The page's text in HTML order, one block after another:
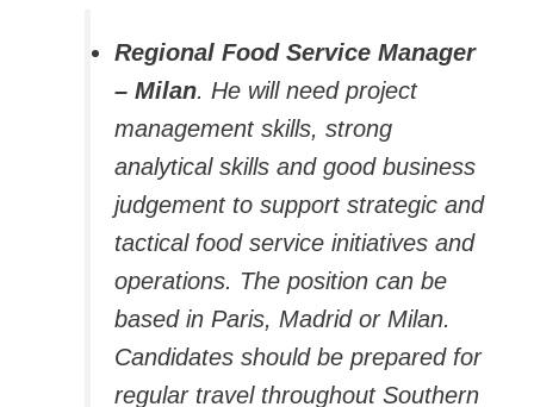
Regional Food Service Manager
– Milan. He will need project
management skills, strong
analytical skills and good business
judgement to support strategic and
tactical food service initiatives and
operations. The position can be
based in Paris, Madrid or Milan.
Candidates should be prepared for
regular travel throughout Southern